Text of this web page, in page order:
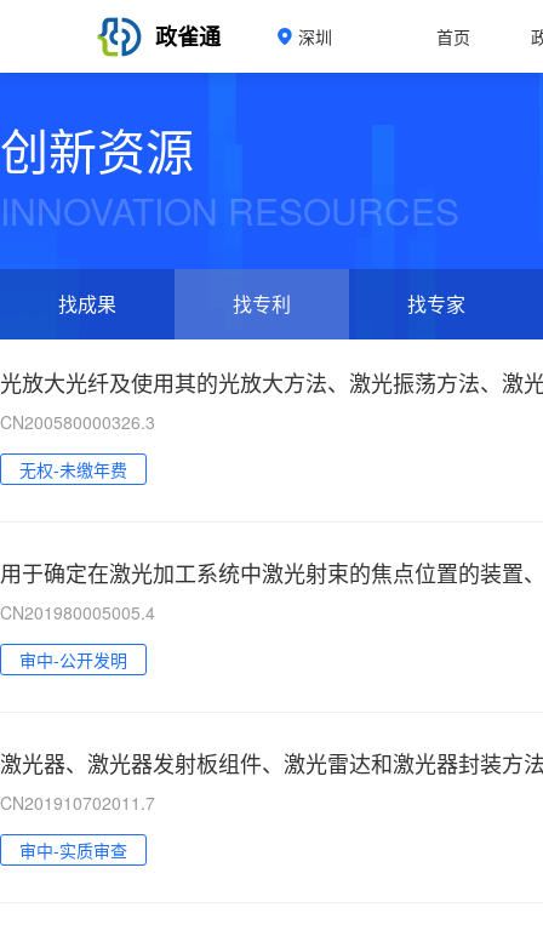
政雀通 深圳 首页
创新资源
INNOVATION RESOURCES
找成果 找专利 找专家
CN200580000326.3
无权-未缴年费
CN201980005005.4
审中-公开发明
激光器、激光器发射板组件、激光雷达和激光器封装方
CN201910702011.7
审中-实质审查